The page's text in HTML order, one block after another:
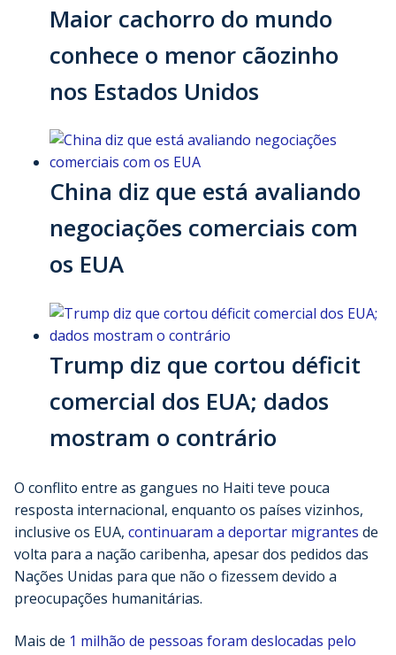
Maior cachorro do mundo
conhece o menor cãozinho
nos Estados Unidos
China diz que está avaliando
negociações comerciais com
os EUA
Trump diz que cortou déficit
comercial dos EUA; dados
mostram o contrário
O conflito entre as gangues no Haiti teve pouca
resposta internacional, enquanto os países vizinhos,
inclusive os EUA, continuaram a deportar migrantes de
volta para a nação caribenha, apesar dos pedidos das
Nações Unidas para que não o fizessem devido a
preocupações humanitárias.
Mais de 1 milhão de pessoas foram deslocadas pelo